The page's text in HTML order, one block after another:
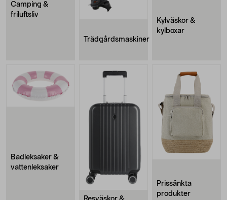
Camping &
friluftsliv
Trädgårdsmaskiner
Kylväskor &
kylboxar
Badleksaker &
vattenleksaker
Prissänkta
produkter